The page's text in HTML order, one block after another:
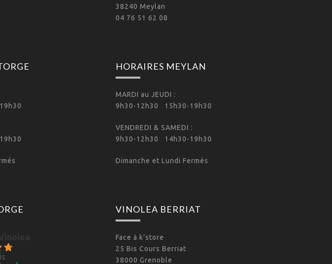
38240 Meylan
04 76 51 62 08
HORAIRES MEYLAN
MARDI au JEUDI :
9h30-12h30 15h30-19h30
VENDREDI & SAMEDI :
9h30-12h30 14h30-19h30
Dimanche et Lundi Fermés
VINOLEA BERRIAT
Face à k’store
25 Bis Cours Berriat
38000 Grenoble